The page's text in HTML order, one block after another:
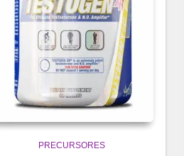
PRECURSORES